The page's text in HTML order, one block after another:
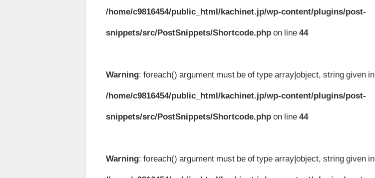
/home/c9816454/public_html/kachinet.jp/wp-content/plugins/post-
snippets/src/PostSnippets/Shortcode.php on line44
Warning: foreach() argument must be of type array|object, string given in
/home/c9816454/public_html/kachinet.jp/wp-content/plugins/post-
snippets/src/PostSnippets/Shortcode.php on line44
Warning: foreach() argument must be of type array|object, string given in